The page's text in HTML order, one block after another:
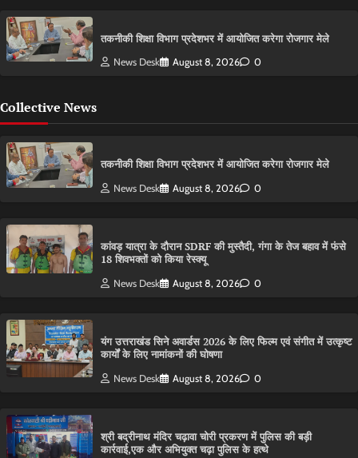
तकनीकी शिक्षा विभाग प्रदेशभर में आयोजित करेगा रोजगार मेले
News Desk August 8, 2026 0
Collective News
तकनीकी शिक्षा विभाग प्रदेशभर में आयोजित करेगा रोजगार मेले
News Desk August 8, 2026 0
कांवड़ यात्रा के दौरान SDRF की मुस्तैदी, गंगा के तेज बहाव में फंसे
18 शिवभक्तों को किया रेस्क्यू
News Desk August 8, 2026 0
यंग उत्तराखंड सिने अवार्डस 2026 के लिए फिल्म एवं संगीत में उत्कृष्ट
कार्यों के लिए नामांकनों की घोषणा
News Desk August 8, 2026 0
श्री बद्रीनाथ मंदिर चढ़ावा चोरी प्रकरण में पुलिस की बड़ी
कार्रवाई,एक और अभियुक्त चढ़ा पुलिस के हत्थे